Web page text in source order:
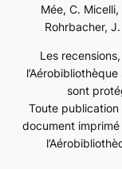
Mée, C.
Rohrbacher,
Les
sont
Toute
document imprimé